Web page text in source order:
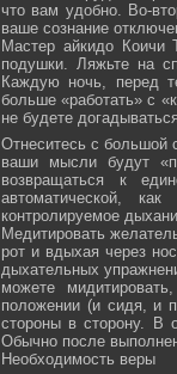
что вам удобно. Во-
ваше сознание
Мастер айкидо Коичи
подушки. Ляжьте на
Каждую ночь, перед
больше «работать» с
не будете
Отнеситесь с большой
ваши мысли будут
возвращаться к
автоматической,
контролируемое
Медитировать
рот и вдыхая через
дыхательных
можете
положении (и сидя, и
стороны в сторону. В
Обычно после
Необходимость веры